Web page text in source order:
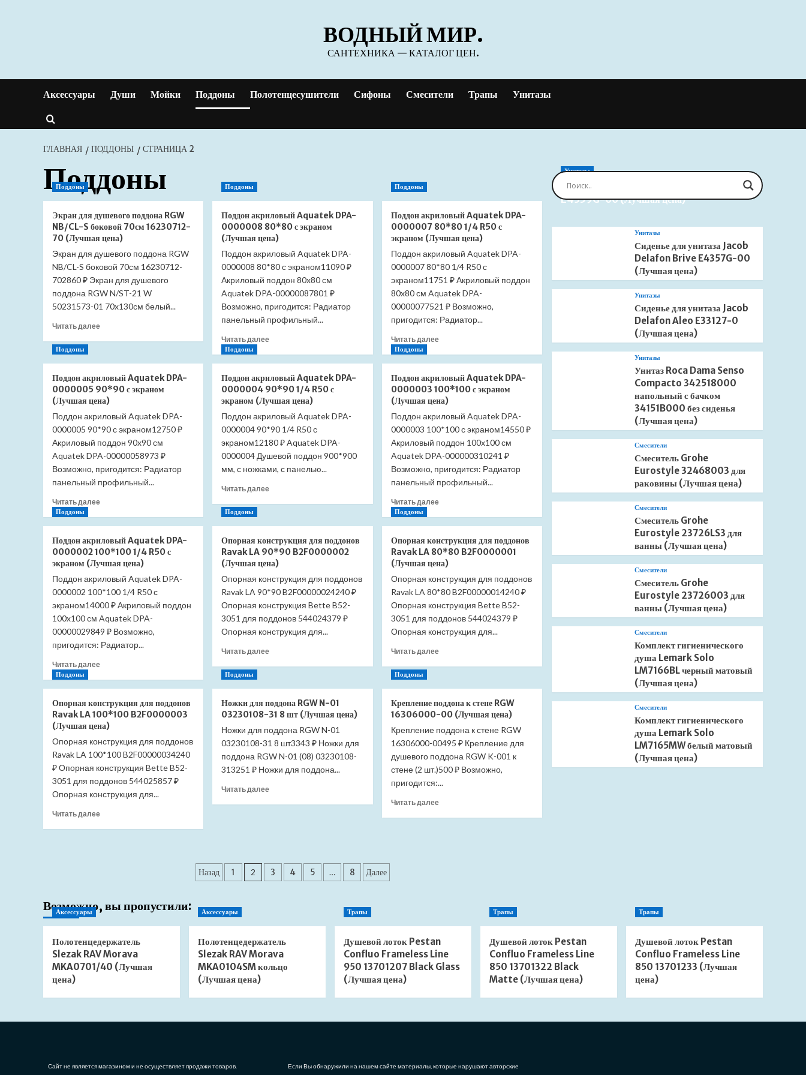
ВОДНЫЙ МИР.
САНТЕХНИКА — КАТАЛОГ ЦЕН.
Аксессуары Души Мойки Поддоны Полотенцесушители Сифоны Смесители Трапы Унитазы
ГЛАВНАЯ ПОДДОНЫ СТРАНИЦА 2
Поддоны
Поддоны
Экран для душевого поддона RGW
NB/CL-S боковой 70см 16230712-
70 (Лучшая цена)
Экран для душевого поддона RGW
NB/CL-S боковой 70см 16230712-
702860 ₽ Экран для душевого
поддона RGW N/ST-21 W
50231573-01 70x130см белый...
Читать далееПрочитать
душевого
поддона
RGW
NB/CL-
S
70см
16230712-
70
(Лучшая
Поддоны
Поддон акриловый Aquatek DPA-
0000008 80*80 с экраном
(Лучшая цена)
Поддон акриловый Aquatek DPA-
0000008 80*80 с экраном11090 ₽
Акриловый поддон 80x80 см
Aquatek DPA-00000087801 ₽
Возможно, пригодится: Радиатор
панельный профильный...
Читать далееПрочитать
акриловый
Aquatek
DPA-
0000008
80*80
с
экраном
цена)
Поддоны
Поддон акриловый Aquatek DPA-
0000007 80*80 1/4 R50 с
экраном (Лучшая цена)
Поддон акриловый Aquatek DPA-
0000007 80*80 1/4 R50 с
экраном11751 ₽ Акриловый поддон
80x80 см Aquatek DPA-
00000077521 ₽ Возможно,
пригодится: Радиатор...
Читать далееПрочитать
акриловый
Aquatek
DPA-
0000007
80*80
1/4
R50
экраном
(Лучшая
Поддоны
Поддон акриловый Aquatek DPA-
0000005 90*90 с экраном
(Лучшая цена)
Поддон акриловый Aquatek DPA-
0000005 90*90 с экраном12750 ₽
Акриловый поддон 90x90 см
Aquatek DPA-00000058973 ₽
Возможно, пригодится: Радиатор
панельный профильный...
Читать далееПрочитать
акриловый
Aquatek
DPA-
0000005
90*90
с
экраном
(Лучшая
цена)
Поддоны
Поддон акриловый Aquatek DPA-
0000004 90*90 1/4 R50 с
экраном (Лучшая цена)
Поддон акриловый Aquatek DPA-
0000004 90*90 1/4 R50 с
экраном12180 ₽ Aquatek DPA-
0000004 Душевой поддон 900*900
мм, с ножками, с панелью...
Читать далееПрочитать
Aquatek
DPA-
0000004
90*90
1/4
экраном
(Лучшая
Поддоны
Поддон акриловый Aquatek DPA-
0000003 100*100 с экраном
(Лучшая цена)
Поддон акриловый Aquatek DPA-
0000003 100*100 с экраном14550 ₽
Акриловый поддон 100x100 см
Aquatek DPA-000000310241 ₽
Возможно, пригодится: Радиатор
панельный профильный...
Читать далееПрочитать
акриловый
Aquatek
DPA-
0000003
100*100
с
(Лучшая
цена)
Поддоны
Поддон акриловый Aquatek DPA-
0000002 100*100 1/4 R50 с
экраном (Лучшая цена)
Поддон акриловый Aquatek DPA-
0000002 100*100 1/4 R50 с
экраном14000 ₽ Акриловый поддон
100x100 см Aquatek DPA-
00000029849 ₽ Возможно,
пригодится: Радиатор...
Читать далееПрочитать
акриловый
Aquatek
DPA-
0000002
100*100
1/4
с
экраном
Поддоны
Опорная конструкция для поддонов
Ravak LA 90*90 B2F0000002
(Лучшая цена)
Опорная конструкция для поддонов
Ravak LA 90*90 B2F00000024240 ₽
Опорная конструкция Bette B52-
3051 для поддонов 544024379 ₽
Опорная конструкция для...
Читать далееПрочитать
для
поддонов
Ravak
LA
90*90
B2F0000002
(Лучшая
Поддоны
Опорная конструкция для поддонов
Ravak LA 80*80 B2F0000001
(Лучшая цена)
Опорная конструкция для поддонов
Ravak LA 80*80 B2F00000014240 ₽
Опорная конструкция Bette B52-
3051 для поддонов 544024379 ₽
Опорная конструкция для...
Читать далееПрочитать
для
поддонов
Ravak
LA
B2F0000001
(Лучшая
цена)
Поддоны
Опорная конструкция для поддонов
Ravak LA 100*100 B2F0000003
(Лучшая цена)
Опорная конструкция для поддонов
Ravak LA 100*100 B2F00000034240
₽ Опорная конструкция Bette B52-
3051 для поддонов 544025857 ₽
Опорная конструкция для...
Читать далееПрочитать
LA
100*100
B2F0000003
цена)
Поддоны
Ножки для поддона RGW N-01
03230108-31 8 шт (Лучшая цена)
Ножки для поддона RGW N-01
03230108-31 8 шт3343 ₽ Ножки для
поддона RGW N-01 (08) 03230108-
313251 ₽ Ножки для поддона...
Читать далееПрочитать
N-
01
шт
цена)
Поддоны
Крепление поддона к стене RGW
16306000-00 (Лучшая цена)
Крепление поддона к стене RGW
16306000-00495 ₽ Крепление для
душевого поддона RGW K-001 к
стене (2 шт.)500 ₽ Возможно,
пригодится:...
Читать далееПрочитать
цена)
Пагинация
Назад 1 2 3 4 5 … 8 Далее
Унитазы
Сиденье для унитаза Jacob Delafon Brive
E4359G-00 (Лучшая цена)
Унитазы
Сиденье для унитаза Jacob
Delafon Brive E4357G-00
(Лучшая цена)
Унитазы
Сиденье для унитаза Jacob
Delafon Aleo E33127-0
(Лучшая цена)
Унитазы
Унитаз Roca Dama Senso
Compacto 342518000
напольный с бачком
34151B000 без сиденья
(Лучшая цена)
Смесители
Смеситель Grohe
Eurostyle 32468003 для
раковины (Лучшая цена)
Смесители
Смеситель Grohe
Eurostyle 23726LS3 для
ванны (Лучшая цена)
Смесители
Смеситель Grohe
Eurostyle 23726003 для
ванны (Лучшая цена)
Смесители
Комплект гигиенического
душа Lemark Solo
LM7166BL черный матовый
(Лучшая цена)
Смесители
Комплект гигиенического
душа Lemark Solo
LM7165MW белый матовый
(Лучшая цена)
Возможно, вы пропустили:
Аксессуары
Полотенцедержатель
Slezak RAV Morava
MKA0701/40 (Лучшая
цена)
Аксессуары
Полотенцедержатель
Slezak RAV Morava
MKA0104SM кольцо
(Лучшая цена)
Трапы
Душевой лоток Pestan
Confluo Frameless Line
950 13701207 Black Glass
(Лучшая цена)
Трапы
Душевой лоток Pestan
Confluo Frameless Line
850 13701322 Black
Matte (Лучшая цена)
Трапы
Душевой лоток Pestan
Confluo Frameless Line
850 13701233 (Лучшая
цена)
Сайт не является магазином и не осуществляет продажи товаров. Если Вы обнаружили на нашем сайте материалы, которые нарушают авторские